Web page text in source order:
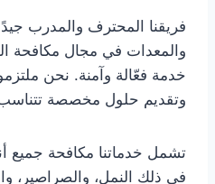
فريقنا المحترف والمدرب
والمعدات في مجال مكافحة
خدمة فعّالة وآمنة. نحن
وتقديم حلول مخصصة
تشمل خدماتنا مكافحة جميع
في ذلك النمل، والصراصير،